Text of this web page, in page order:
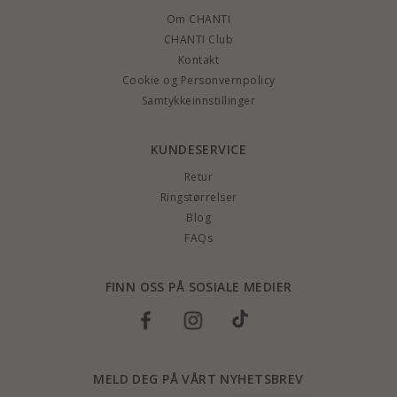
Om CHANTI
CHANTI Club
Kontakt
Cookie og Personvernpolicy
Samtykkeinnstillinger
KUNDESERVICE
Retur
Ringstørrelser
Blog
FAQs
FINN OSS PÅ SOSIALE MEDIER
MELD DEG PÅ VÅRT NYHETSBREV